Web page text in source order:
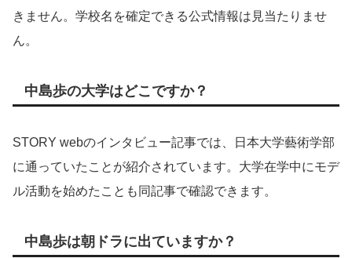
きません。学校名を確定できる公式情報は見当たりませ
ん。
中島歩の大学はどこですか？
STORY webのインタビュー記事では、日本大学藝術学部
に通っていたことが紹介されています。大学在学中にモデ
ル活動を始めたことも同記事で確認できます。
中島歩は朝ドラに出ていますか？